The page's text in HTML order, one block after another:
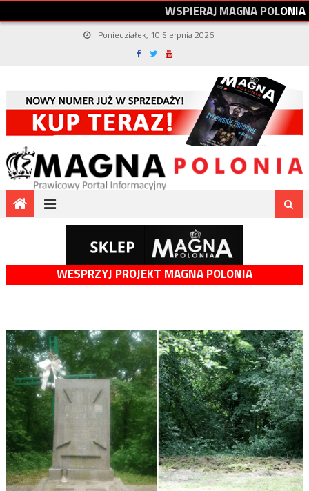
WSPIERAJMAGNAPOLONIA
Poniedziałek, 10 Sierpnia 2026
WESPRZYJ PROJEKT MAGNA POLONIA